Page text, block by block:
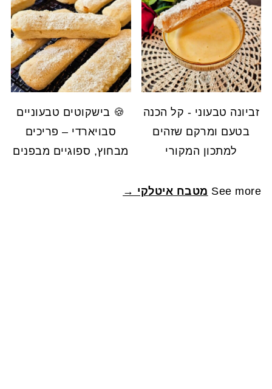
זביונה טבעוני - קל הכנה
בטעם ומרקם שזהים
למתכון המקורי
🍪 בישקוטים טבעוניים
סבויארדי – פריכים
מבחוץ, ספוגיים מבפנים
See more מטבח איטלקי →